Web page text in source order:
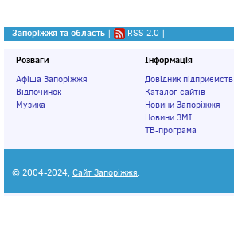
Запоріжжя та область | RSS 2.0 |
Розваги
Афіша Запоріжжя
Відпочинок
Музика
Інформація
Довідник підприємств
Каталог сайтів
Новини Запоріжжя
Новини ЗМІ
ТВ-програма
© 2004-2024, Сайт Запоріжжя.